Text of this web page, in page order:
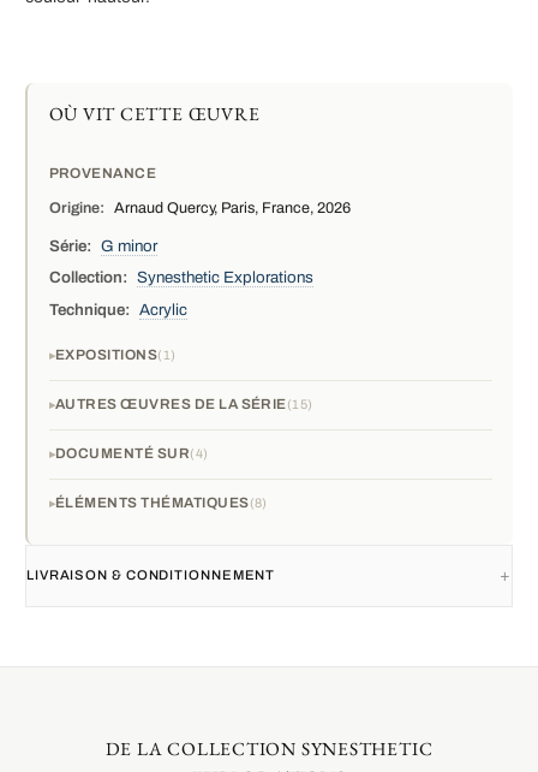
OÙ VIT CETTE ŒUVRE
PROVENANCE
Origine: Arnaud Quercy, Paris, France, 2026
Série:
G minor
Collection:
Synesthetic Explorations
Technique:
Acrylic
EXPOSITIONS 1
AUTRES ŒUVRES DE LA SÉRIE 15
DOCUMENTÉ SUR 4
ÉLÉMENTS THÉMATIQUES 8
LIVRAISON & CONDITIONNEMENT
DE LA COLLECTION SYNESTHETIC